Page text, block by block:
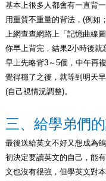
基本上很多人都會有一直背
用重質不重量的背法，(例如
上網查查網路上「記憶曲線
你早上背完，結果2小時後
早上先略背3～5個，中午再
覺得穩了之後，就等到明天
(自己視情況調整)。
三、給學弟們
最後送給英文不好又想成為
初決定要讀英文的自己，能
文也沒有很強，但學英文對